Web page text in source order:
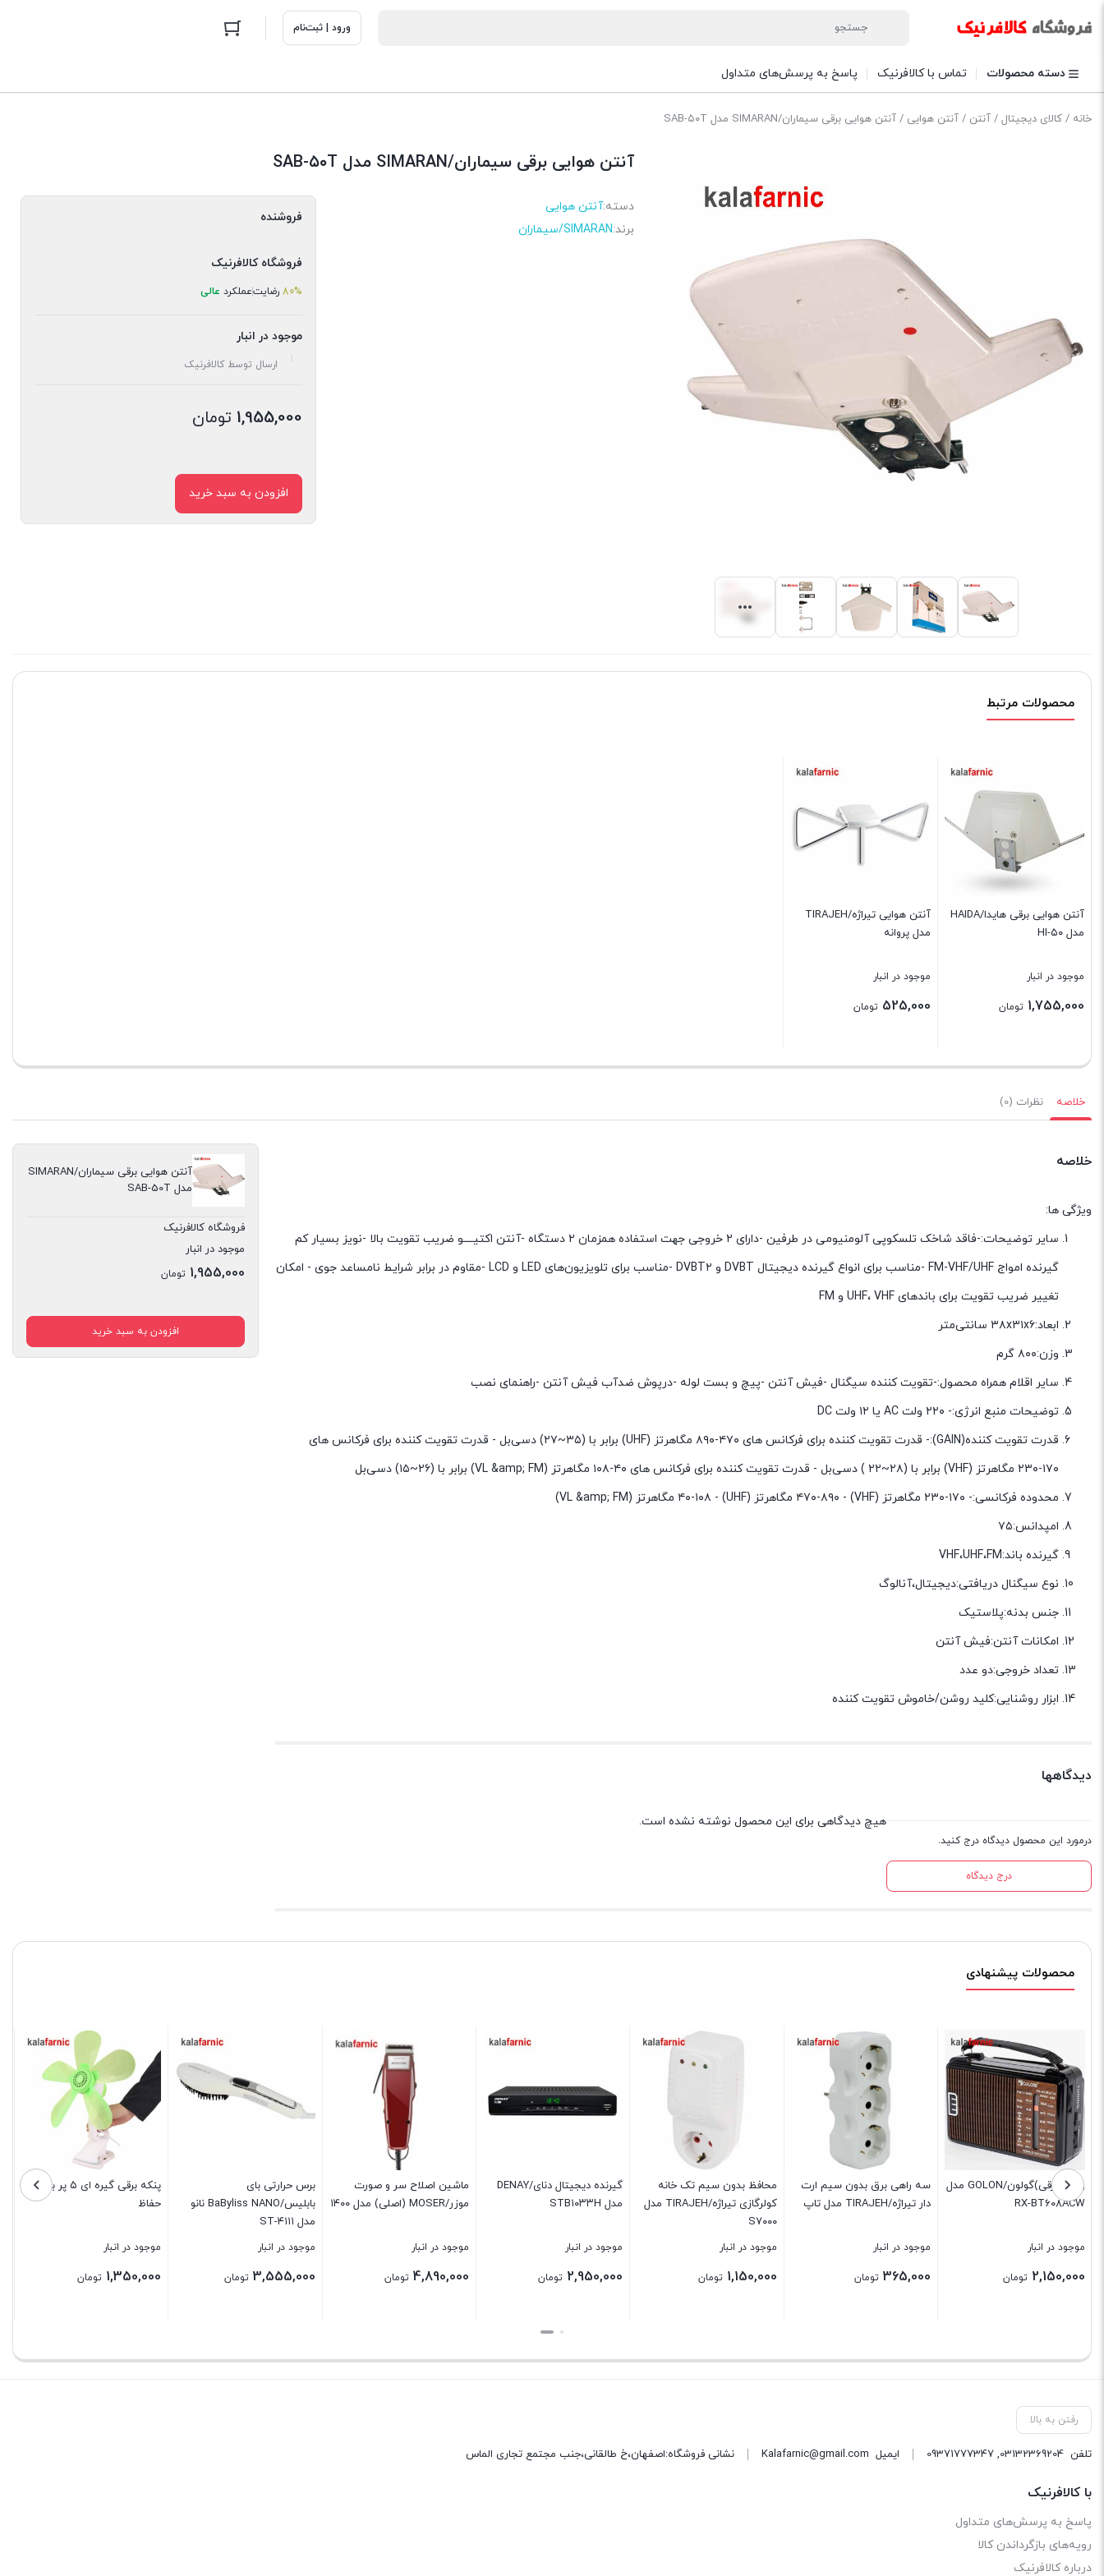
ورود | ثبت‌نام
دسته محصولات تماس با کالافرنیک پاسخ به پرسش‌های متداول
خانه / کالای دیجیتال / آنتن / آنتن هوایی / آنتن هوایی برقی سیماران/SIMARAN مدل SAB-۵۰T
آنتن هوایی برقی سیماران/SIMARAN مدل SAB-۵۰T
دسته:آنتن هوایی
برند:SIMARAN/سیماران
فروشنده
فروشگاه کالافرنیک
80% رضایتعملکرد عالی
موجود در انبار
ارسال توسط کالافرنیک
1,955,000 تومان
افزودن به سبد خرید
محصولات مرتبط
آنتن هوایی برقی هایدا/HAIDA
مدل HI-۵۰
موجود در انبار
1,755,000 تومان
بستن
آنتن هوایی تیراژه/TIRAJEH
مدل پروانه
موجود در انبار
525,000 تومان
خلاصه نظرات (0)
خلاصه
ویژگی ها:
سایر توضیحات:-فاقد شاخک تلسکوپی آلومنیومی در طرفین -دارای ۲ خروجی جهت استفاده همزمان ۲ دستگاه -آنتن اکتیــــو ضریب تقویت بالا -نویز بسیار کم
گیرنده امواج FM-VHF/UHF -مناسب برای انواع گیرنده دیجیتال DVBT و DVBT۲ -مناسب برای تلویزیون‌های LED و LCD -مقاوم در برابر شرایط نامساعد جوی - امکان
تغییر ضریب تقویت برای باندهای UHF، VHF و FM
ابعاد:۳۸x۳۱x۶ سانتی‌متر
وزن:۸۰۰ گرم
سایر اقلام همراه محصول:-تقویت کننده سیگنال -فیش آنتن -پیچ و بست لوله -درپوش ضدآب فیش آنتن -راهنمای نصب
توضیحات منبع انرژی:- ۲۲۰ ولت AC یا ۱۲ ولت DC
قدرت تقویت کننده(GAIN):- قدرت تقویت کننده برای فرکانس های ۴۷۰-۸۹۰ مگاهرتز (UHF) برابر با (۳۵~۲۷) دسی‌بل - قدرت تقویت کننده برای فرکانس های
۱۷۰-۲۳۰ مگاهرتز (VHF) برابر با (۲۸~۲۲ ) دسی‌بل - قدرت تقویت کننده برای فرکانس های ۴۰-۱۰۸ مگاهرتز (VL &amp; FM) برابر با (۲۶~۱۵) دسی‌بل
محدوده فرکانسی:- ۱۷۰-۲۳۰ مگاهرتز (VHF) - ۴۷۰-۸۹۰ مگاهرتز (UHF) - ۴۰-۱۰۸ مگاهرتز (VL &amp; FM)
امپدانس:۷۵
گیرنده باند:VHF،UHF،FM
نوع سیگنال دریافتی:دیجیتال،آنالوگ
جنس بدنه:پلاستیک
امکانات آنتن:فیش آنتن
تعداد خروجی:دو عدد
ابزار روشنایی:کلید روشن/خاموش تقویت کننده
دیدگاهها
درمورد این محصول دیدگاه درج کنید.
درج دیدگاه
هیچ دیدگاهی برای این محصول نوشته نشده است.
آنتن هوایی برقی سیماران/SIMARAN
مدل SAB-50T
فروشگاه کالافرنیک
موجود در انبار
1,955,000 تومان
افزودن به سبد خرید
محصولات پیشنهادی
رادیو (برقی)گولون/GOLON مدل
RX-BT۶۰۸ACW
موجود در انبار
2,150,000 تومان
سه راهی برق بدون سیم ارت
دار تیراژه/TIRAJEH مدل تاپ
موجود در انبار
365,000 تومان
محافظ بدون سیم تک خانه
کولرگازی تیراژه/TIRAJEH مدل
S۷۰۰۰
موجود در انبار
1,150,000 تومان
گیرنده دیجیتال دنای/DENAY
مدل STB۱۰۳۳H
موجود در انبار
2,950,000 تومان
ماشین اصلاح سر و صورت
موزر/MOSER (اصلی) مدل ۱۴۰۰
موجود در انبار
4,890,000 تومان
برس حرارتی بای
بابلیس/BaByliss NANO نانو
مدل ST-۴۱۱۱
موجود در انبار
3,555,000 تومان
پنکه برقی گیره ای ۵ پر بدون
حفاظ
موجود در انبار
1,350,000 تومان
رفتن به بالا
تلفن 03132369204
,
09371777347 ایمیل Kalafarnic@gmail.com نشانی فروشگاه:اصفهان،خ طالقانی،جنب مجتمع تجاری الماس
با کالافرنیک
پاسخ به پرسش‌های متداول
رویه‌های بازگرداندن کالا
درباره کالافرنیک